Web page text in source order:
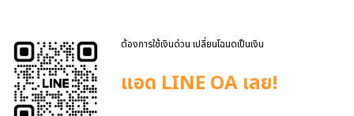
ทายาทตามส่วน ได้รับความยินยอมจากทายาททุกคน หากทายาทบางส่วนไม่
เห็นด้วย ศาลอาจไม่อนุญาตให้ทำขายฝาก การทำขายฝากต้องดำเนินการ
อย่างโปร่งใสและเป็นธรร […]
ต้องการใช้เงินด่วน เปลี่ยนโฉนดเป็นเงิน
แอด LINE OA เลย!